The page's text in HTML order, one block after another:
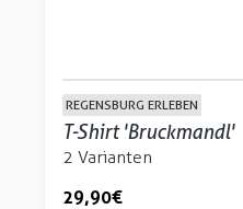
REGENSBURG ERLEBEN
T-Shirt 'Bruckmandl'
2 Varianten
29,90 €